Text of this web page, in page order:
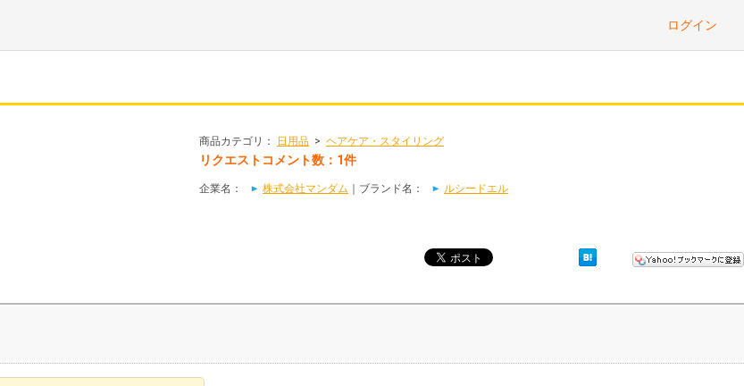
ログイン
商品カテゴリ： 日用品 > ヘアケア・スタイリング
リクエストコメント数：1件
企業名： 株式会社マンダム ｜ブランド名： ルシードエル